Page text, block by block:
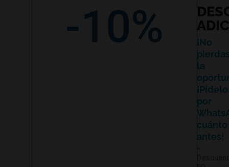
-10%
¡No
la
¡Pídelo
por
cuánto
antes!